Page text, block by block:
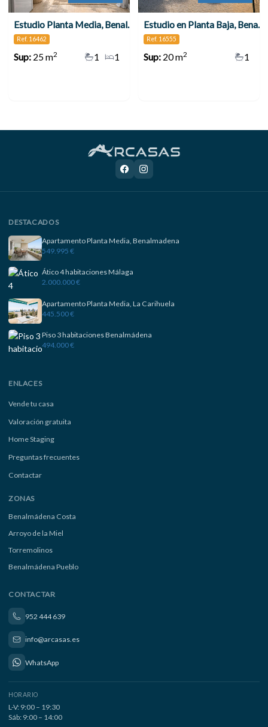
Estudio Planta Media, Benalmadena Costa
Ref. 16462
Sup:25 m2 1
1
Estudio en Planta Baja, Benalmadena Costa
Ref. 16555
Sup:20 m2 1
DESTACADOS
Apartamento Planta Media, Benalmadena
549.995 €
Ático 4 habitaciones Málaga
2.000.000 €
Apartamento Planta Media, La Carihuela
445.500 €
Piso 3 habitaciones Benalmádena
494.000 €
ENLACES
Vende tu casa
Valoración gratuita
Home Staging
Preguntas frecuentes
Contactar
ZONAS
Benalmádena Costa
Arroyo de la Miel
Torremolinos
Benalmádena Pueblo
CONTACTAR
952 444 639
info@arcasas.es
WhatsApp
HORARIO
L-V: 9:00 – 19:30
Sáb: 9:00 – 14:00